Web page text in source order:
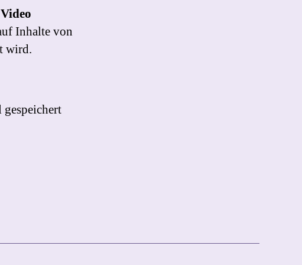
Inhalte von
wird.